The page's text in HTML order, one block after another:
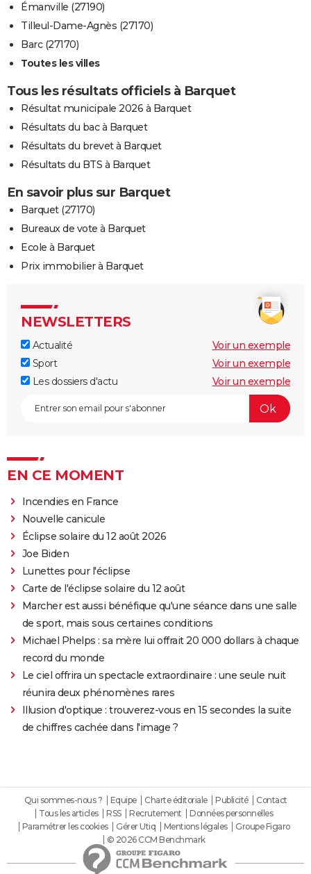
Émanville (27190)
Tilleul-Dame-Agnès (27170)
Barc (27170)
Toutes les villes
Tous les résultats officiels à Barquet
Résultat municipale 2026 à Barquet
Résultats du bac à Barquet
Résultats du brevet à Barquet
Résultats du BTS à Barquet
En savoir plus sur Barquet
Barquet (27170)
Bureaux de vote à Barquet
Ecole à Barquet
Prix immobilier à Barquet
NEWSLETTERS
Actualité
Voir un exemple
Sport
Voir un exemple
Les dossiers d'actu
Voir un exemple
EN CE MOMENT
Incendies en France
Nouvelle canicule
Éclipse solaire du 12 août 2026
Joe Biden
Lunettes pour l'éclipse
Carte de l'éclipse solaire du 12 août
Marcher est aussi bénéfique qu'une séance dans une salle
de sport, mais sous certaines conditions
Michael Phelps : sa mère lui offrait 20 000 dollars à chaque
record du monde
Le ciel offrira un spectacle extraordinaire : une seule nuit
réunira deux phénomènes rares
Illusion d'optique : trouverez-vous en 15 secondes la suite
de chiffres cachée dans l'image ?
Qui sommes-nous ? Equipe Charte éditoriale Publicité
Contact
Tous les articles
RSS Recrutement
Données personnelles
Paramétrer les cookies
Gérer Utiq Mentions légales
Groupe Figaro
© 2026 CCM Benchmark